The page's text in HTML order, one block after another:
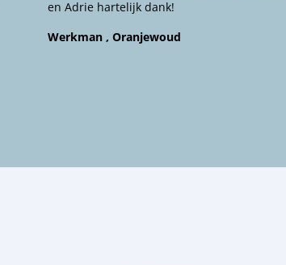
en Adrie hartelijk dank!
Werkman , Oranjewoud